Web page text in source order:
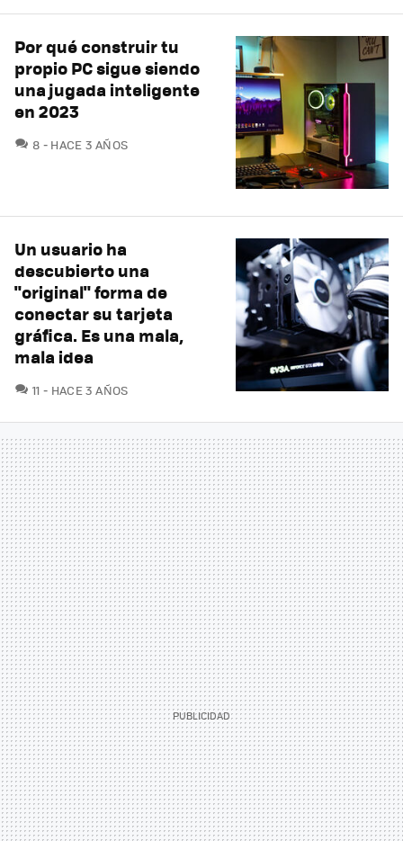
Por qué construir tu
propio PC sigue siendo
una jugada inteligente
en 2023
8 COMENTARIOS
HACE 3 AÑOS
Un usuario ha
descubierto una
"original" forma de
conectar su tarjeta
gráfica. Es una mala,
mala idea
11 COMENTARIOS
HACE 3 AÑOS